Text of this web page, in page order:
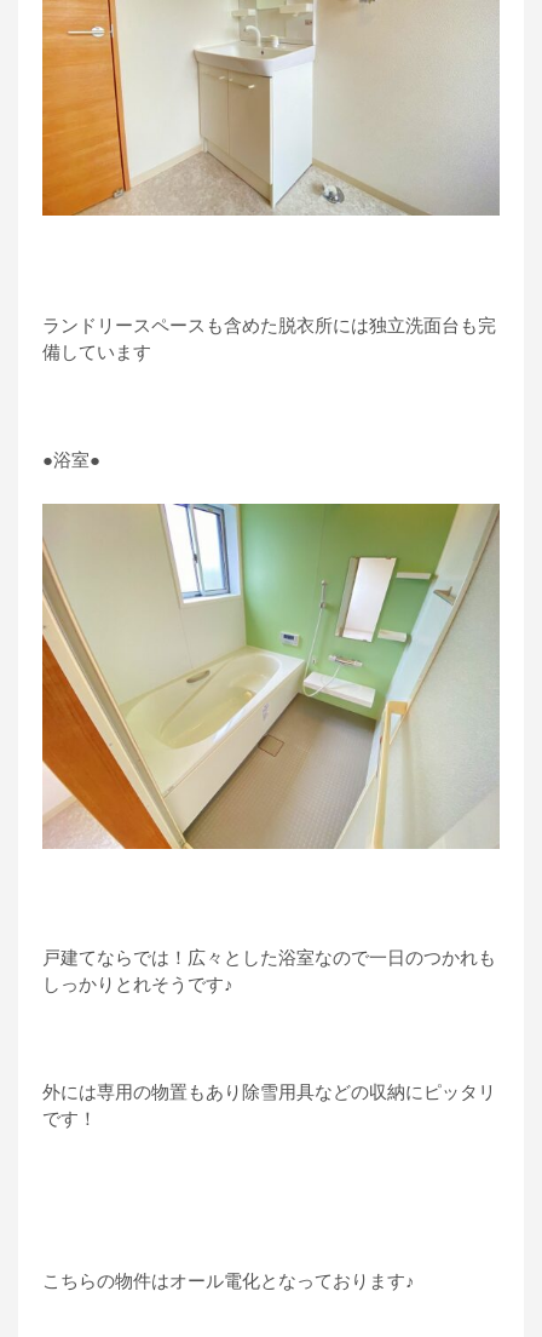
ランドリースペースも含めた脱衣所には独立洗面台も完
備しています
●浴室●
戸建てならでは！広々とした浴室なので一日のつかれも
しっかりとれそうです♪
外には専用の物置もあり除雪用具などの収納にピッタリ
です！
こちらの物件はオール電化となっております♪